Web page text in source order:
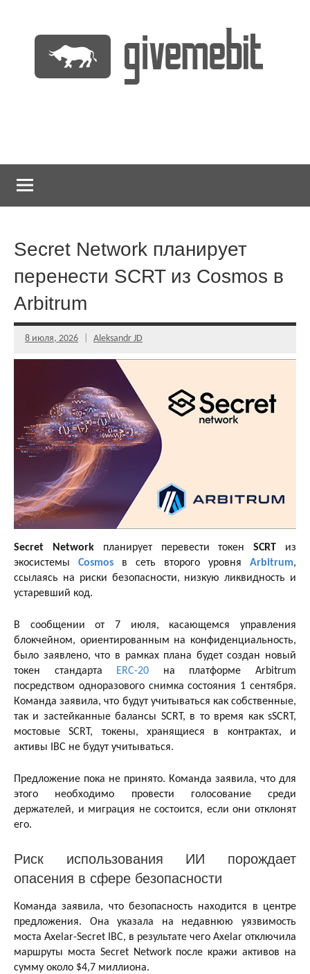
содержимому
Secret Network планирует
перенести SCRT из Cosmos в
Arbitrum
8 июля, 2026 Aleksandr JD
Secret Networkпланирует перевести токенSCRT из
экосистемы Cosmos в сеть второго уровня Arbitrum,
ссылаясь на риски безопасности, низкую ликвидность и
устаревший код.
В сообщении от 7 июля, касающемся управления
блокчейном, ориентированным на конфиденциальность,
было заявлено, что в рамках плана будет создан новый
токен стандарта
ERC-20 на платформе Arbitrum
посредством одноразового снимка состояния 1 сентября.
Команда заявила, что будут учитываться как собственные,
так и застейканные балансы SCRT, в то время как sSCRT,
мостовые SCRT, токены, хранящиеся в контрактах, и
активы IBC не будут учитываться.
Предложение пока не принято. Команда заявила, что для
этого необходимо провести голосование среди
держателей, и миграция не состоится, если они отклонят
его.
Риск использования ИИ порождает
опасения в сфере безопасности
Команда заявила, что безопасность находится в центре
предложения. Она указала на недавнюю уязвимость
моста Axelar-Secret IBC, в результате чего Axelar отключила
маршруты моста Secret Network после кражи активов на
сумму около $4,7 миллиона.